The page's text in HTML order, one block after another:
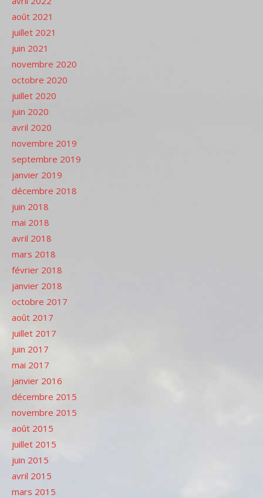
août 2021
juillet 2021
juin 2021
novembre 2020
octobre 2020
juillet 2020
juin 2020
avril 2020
novembre 2019
septembre 2019
janvier 2019
décembre 2018
juin 2018
mai 2018
avril 2018
mars 2018
février 2018
janvier 2018
octobre 2017
août 2017
juillet 2017
juin 2017
mai 2017
janvier 2016
décembre 2015
novembre 2015
août 2015
juillet 2015
juin 2015
avril 2015
mars 2015